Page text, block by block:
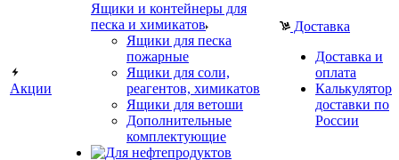
Акции
Ящики и контейнеры для
песка и химикатов
Ящики для песка
пожарные
Ящики для соли,
реагентов, химикатов
Ящики для ветоши
Дополнительные
комплектующие
Доставка
Доставка и
оплата
Калькулятор
доставки по
России